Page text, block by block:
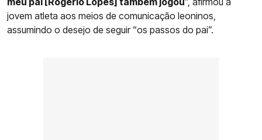
jovem atleta aos meios de comunicação leoninos,
assumindo o desejo de seguir “os passos do pai”.